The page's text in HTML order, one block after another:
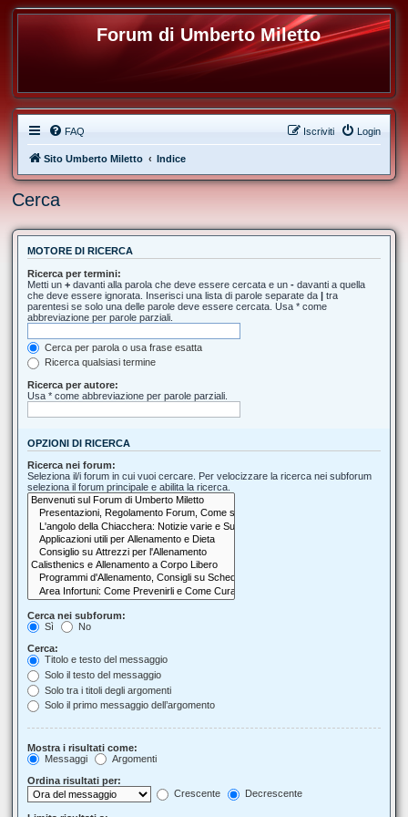
Forum di Umberto Miletto
FAQ Login
Iscriviti
Sito Umberto Miletto Indice
Cerca
MOTORE DI RICERCA
Ricerca per termini:
Metti un + davanti alla parola che deve essere cercata e un - davanti a quella
che deve essere ignorata. Inserisci una lista di parole separate da | tra
parentesi se solo una delle parole deve essere cercata. Usa * come
abbreviazione per parole parziali.
Cerca per parola o usa frase esatta
Ricerca qualsiasi termine
Ricerca per autore:
Usa * come abbreviazione per parole parziali.
OPZIONI DI RICERCA
Ricerca nei forum:
Seleziona il/i forum in cui vuoi cercare. Per velocizzare la ricerca nei subforum
seleziona il forum principale e abilita la ricerca.
Cerca nei subforum:
Sì
No
Cerca:
Titolo e testo del messaggio
Solo il testo del messaggio
Solo tra i titoli degli argomenti
Solo il primo messaggio dell’argomento
Mostra i risultati come:
Messaggi
Argomenti
Ordina risultati per:
Crescente
Decrescente